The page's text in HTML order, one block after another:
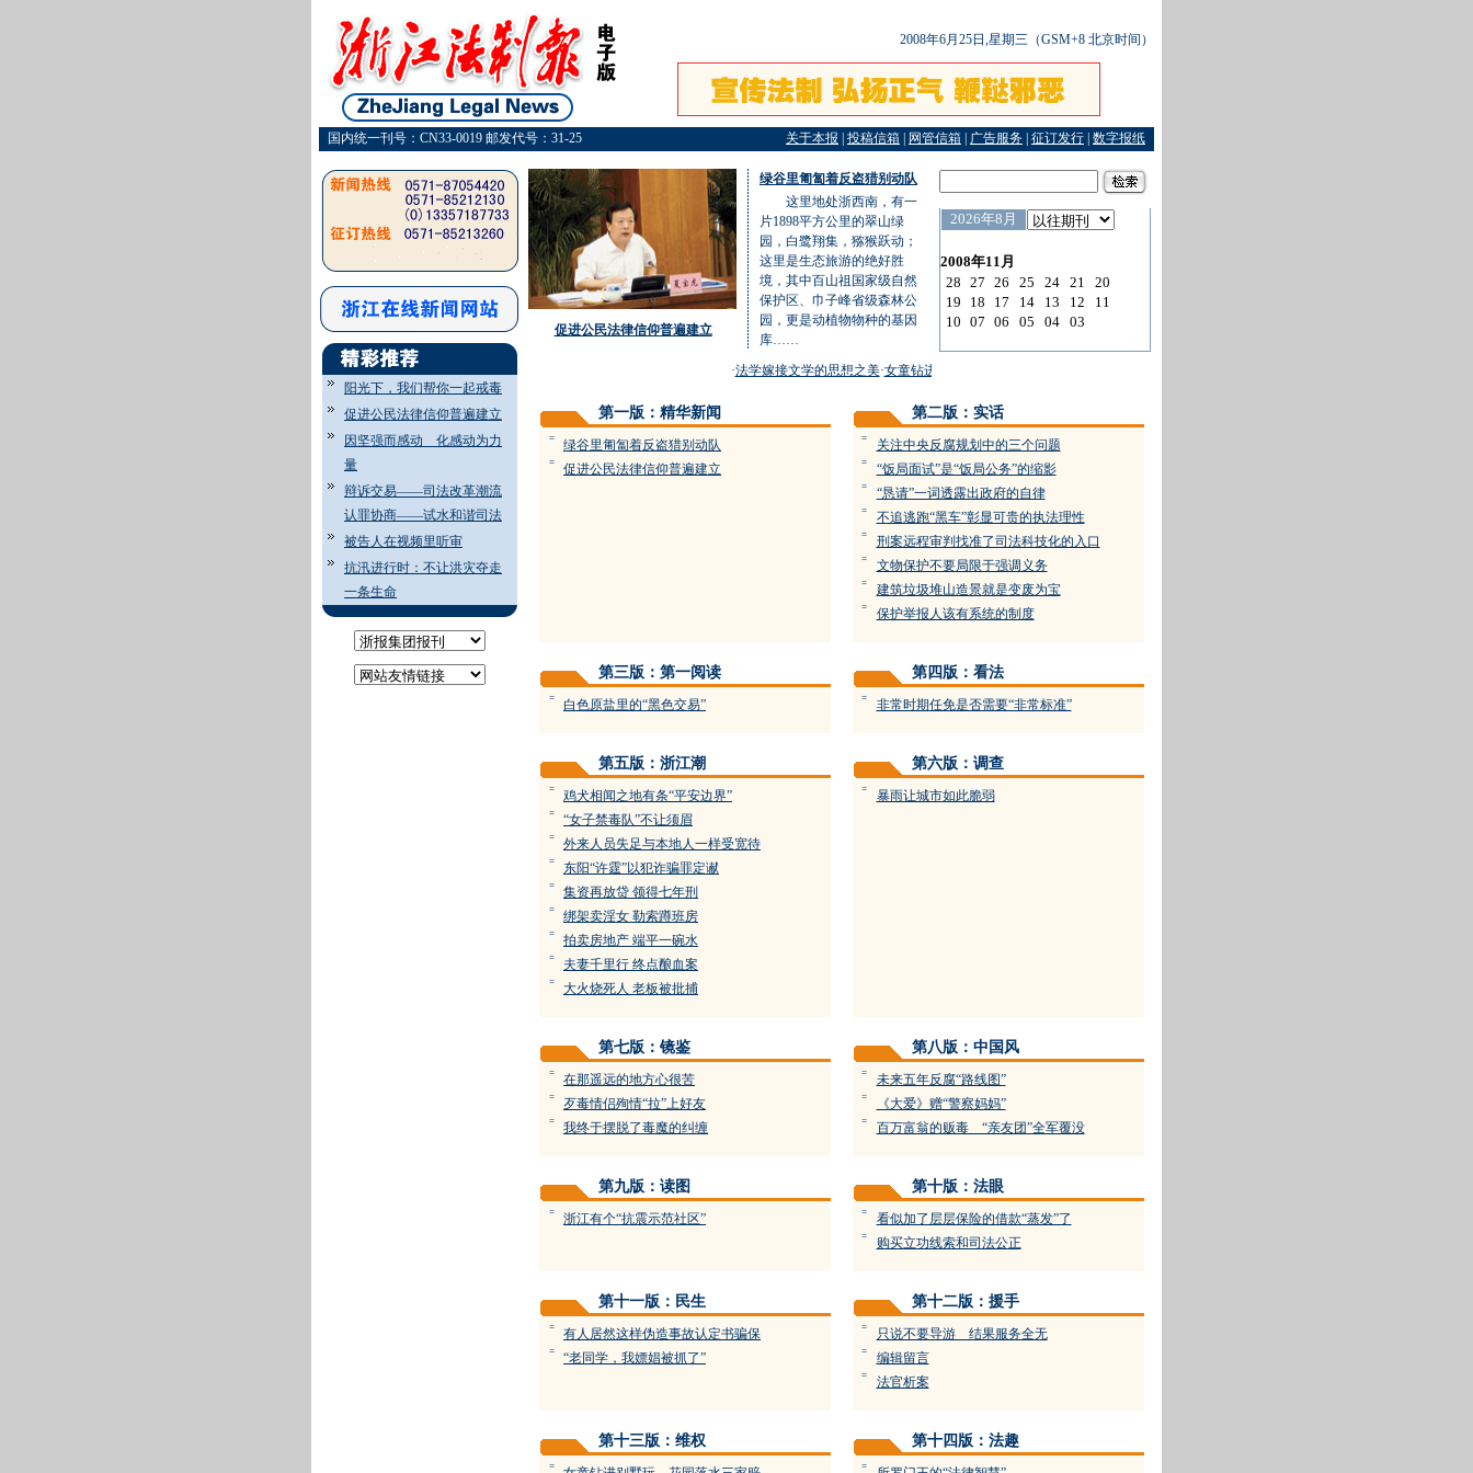
2008年6月25日,星期三（GSM+8 北京时间）
国内统一刊号：CN33-0019 邮发代号：31-25 关于本报 投稿信箱 网管信箱 广告服务 征订发行 数字报纸
阳光下，我们帮你一起戒毒
促进公民法律信仰普遍建立
因坚强而感动 化感动为力
量
辩诉交易——司法改革潮流
认罪协商——试水和谐司法
被告人在视频里听审
抗汛进行时：不让洪灾夺走
一条生命
促进公民法律信仰普遍建立
绿谷里匍匐着反盗猎别动队
这里地处浙西南，有一
片1898平方公里的翠山绿
园，白鹭翔集，猕猴跃动；
这里是生态旅游的绝好胜
境，其中百山祖国家级自然
保护区、巾子峰省级森林公
园，更是动植物物种的基因
库……
法学嫁接文学的思想之美·女童钻进别墅玩 花园落水三家赔
第一版：精华新闻
= 绿谷里匍匐着反盗猎别动队
= 促进公民法律信仰普遍建立
第二版：实话
= 关注中央反腐规划中的三个问题
= “饭局面试”是“饭局公务”的缩影
= “恳请”一词透露出政府的自律
= 不追逃跑“黑车”彰显可贵的执法理性
= 刑案远程审判找准了司法科技化的入口
= 文物保护不要局限于强调义务
= 建筑垃圾堆山造景就是变废为宝
= 保护举报人该有系统的制度
第三版：第一阅读
= 白色原盐里的“黑色交易”
第四版：看法
= 非常时期任免是否需要“非常标准”
第五版：浙江潮
= 鸡犬相闻之地有条“平安边界”
= “女子禁毒队”不让须眉
= 外来人员失足与本地人一样受宽待
= 东阳“许霆”以犯诈骗罪定谳
= 集资再放贷 领得七年刑
= 绑架卖淫女 勒索蹲班房
= 拍卖房地产 端平一碗水
= 夫妻千里行 终点酿血案
= 大火烧死人 老板被批捕
第六版：调查
= 暴雨让城市如此脆弱
第七版：镜鉴
= 在那遥远的地方心很苦
= 歹毒情侣殉情“拉”上好友
= 我终于摆脱了毒魔的纠缠
第八版：中国风
= 未来五年反腐“路线图”
= 《大爱》赠“警察妈妈”
= 百万富翁的贩毒 “亲友团”全军覆没
第九版：读图
= 浙江有个“抗震示范社区”
第十版：法眼
= 看似加了层层保险的借款“蒸发”了
= 购买立功线索和司法公正
第十一版：民生
= 有人居然这样伪造事故认定书骗保
= “老同学，我嫖娼被抓了”
第十二版：援手
= 只说不要导游 结果服务全无
= 编辑留言
= 法官析案
第十三版：维权
=
第十四版：法趣
=